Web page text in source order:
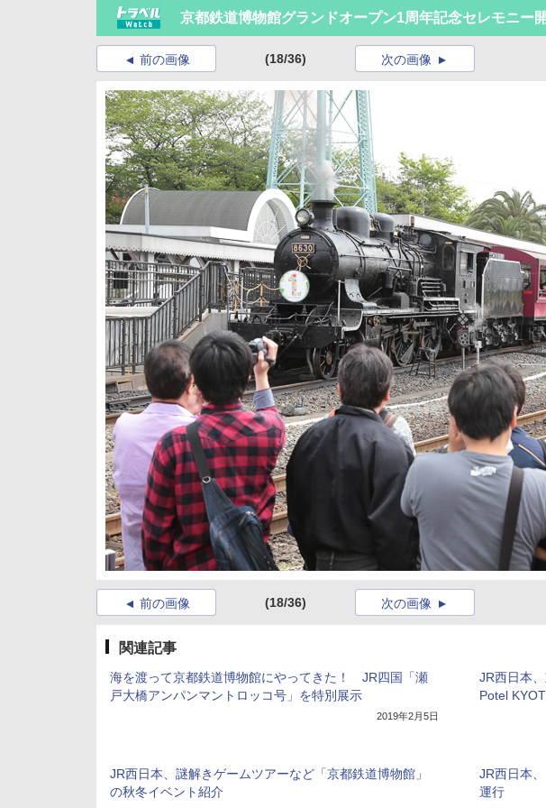
京都鉄道博物館グランドオープン1周年記念セレモニー
前の画像 (18/36) 次の画像
前の画像 (18/36) 次の画像
関連記事
海を渡って京都鉄道博物館にやってきた！ JR四国「瀬
戸大橋アンパンマントロッコ号」を特別展示
2019年2月5日
JR西日本
Potel
JR西日本、謎解きゲームツアーなど「京都鉄道博物館」
の秋冬イベント紹介
JR西日本
運行